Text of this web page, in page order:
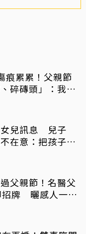
痕累累！父親節
碎磚頭」：我身
女兒訊息 兒子
在意：把孩子當
父親節！名醫父
招牌 曬感人一